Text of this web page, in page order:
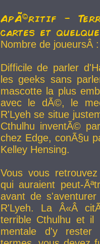
ApÃ©ritif -
cartes et
Nombre de
Difficile de parler
les geeks sans
mascotte la plus
avec le dÃ©, le
R'Lyeh se situe
Cthulhu inventÃ©
chez Edge, conÃ§u
Kelley Hensing.
Vous vous
qui auraient peut-
avant de
R'Lyeh. La Â«Â
terrible Cthulhu et
mentale d'y rester